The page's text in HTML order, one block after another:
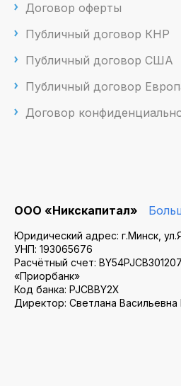
Договор оферты
Публичный договор КНР
Публичный договор США
Публичный договор
Договор
ООО «Никскапитал»
Юридический адрес: г.Минск,
УНП: 193065676
Расчётный счет:
«Приорбанк»
Код банка: PJCBBY2X
Директор: Светлана Васильевна